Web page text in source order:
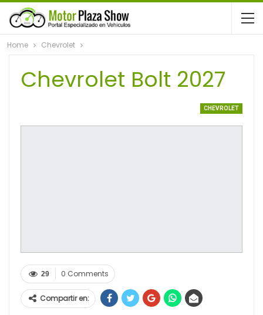
Home Chevrolet
Chevrolet Bolt 2027
CHEVROLET
0 Comments
29
Compartir en: